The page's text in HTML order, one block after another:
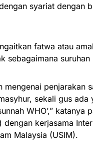
syariat dengan
fatwa atau
sebagaimana
mengenai penjarakan
sekali gus
WHO’,”
dengan kerjasama
Malaysia (USIM).